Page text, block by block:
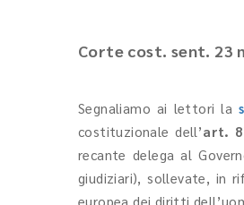
Corte cost. sent. 23
Segnaliamo ai lettori la
costituzionale dell’art.
recante delega al
giudiziari), sollevate, in
europea dei diritti